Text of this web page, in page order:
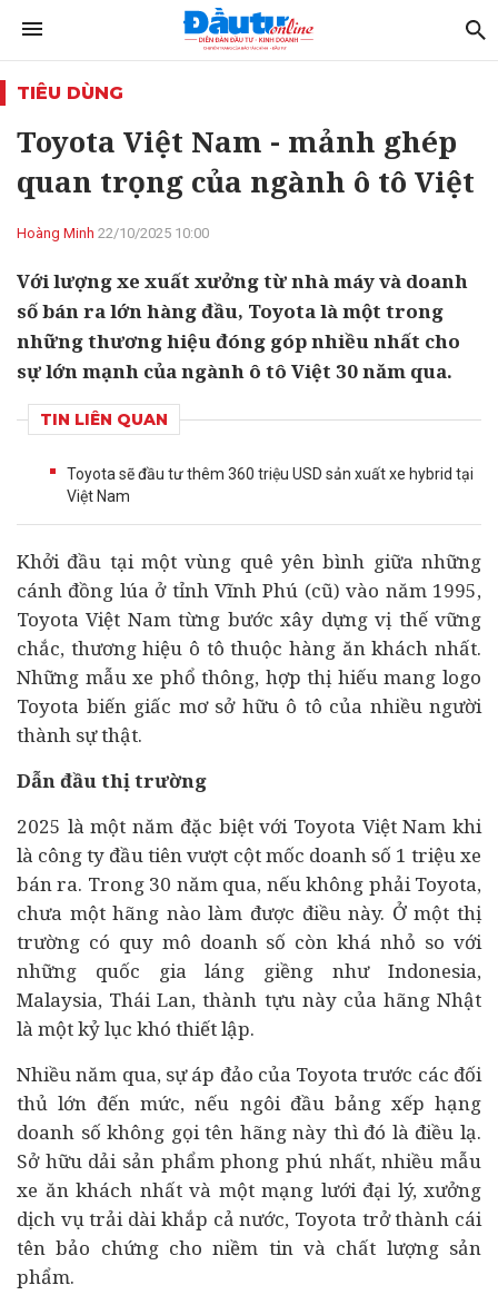
TIÊU DÙNG
Toyota Việt Nam - mảnh ghép
quan trọng của ngành ô tô Việt
Hoàng Minh 22/10/2025 10:00
Với lượng xe xuất xưởng từ nhà máy và doanh
số bán ra lớn hàng đầu, Toyota là một trong
những thương hiệu đóng góp nhiều nhất cho
sự lớn mạnh của ngành ô tô Việt 30 năm qua.
TIN LIÊN QUAN
Toyota sẽ đầu tư thêm 360 triệu USD sản xuất xe hybrid tại
Việt Nam
Khởi đầu tại một vùng quê yên bình giữa những
cánh đồng lúa ở tỉnh Vĩnh Phú (cũ) vào năm 1995,
Toyota Việt Nam từng bước xây dựng vị thế vững
chắc, thương hiệu ô tô thuộc hàng ăn khách nhất.
Những mẫu xe phổ thông, hợp thị hiếu mang logo
Toyota biến giấc mơ sở hữu ô tô của nhiều người
thành sự thật.
Dẫn đầu thị trường
2025 là một năm đặc biệt với Toyota Việt Nam khi
là công ty đầu tiên vượt cột mốc doanh số 1 triệu xe
bán ra. Trong 30 năm qua, nếu không phải Toyota,
chưa một hãng nào làm được điều này. Ở một thị
trường có quy mô doanh số còn khá nhỏ so với
những quốc gia láng giềng như Indonesia,
Malaysia, Thái Lan, thành tựu này của hãng Nhật
là một kỷ lục khó thiết lập.
Nhiều năm qua, sự áp đảo của Toyota trước các đối
thủ lớn đến mức, nếu ngôi đầu bảng xếp hạng
doanh số không gọi tên hãng này thì đó là điều lạ.
Sở hữu dải sản phẩm phong phú nhất, nhiều mẫu
xe ăn khách nhất và một mạng lưới đại lý, xưởng
dịch vụ trải dài khắp cả nước, Toyota trở thành cái
tên bảo chứng cho niềm tin và chất lượng sản
phẩm.